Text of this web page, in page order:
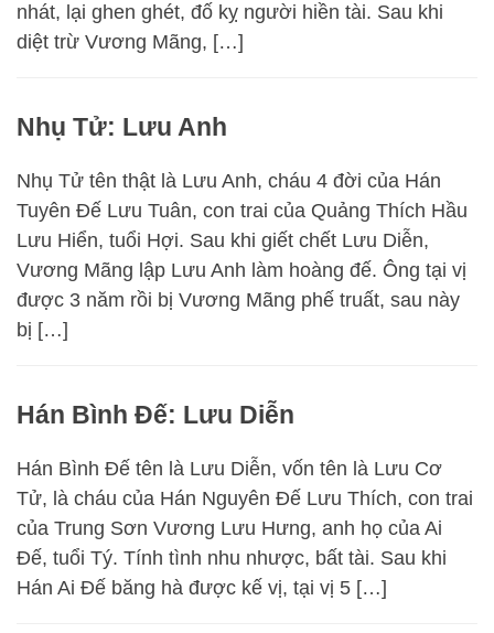
nhát, lại ghen ghét, đố kỵ người hiền tài. Sau khi
diệt trừ Vương Mãng, […]
Nhụ Tử: Lưu Anh
Nhụ Tử tên thật là Lưu Anh, cháu 4 đời của Hán
Tuyên Đế Lưu Tuân, con trai của Quảng Thích Hầu
Lưu Hiển, tuổi Hợi. Sau khi giết chết Lưu Diễn,
Vương Mãng lập Lưu Anh làm hoàng đế. Ông tại vị
được 3 năm rồi bị Vương Mãng phế truất, sau này
bị […]
Hán Bình Đế: Lưu Diễn
Hán Bình Đế tên là Lưu Diễn, vốn tên là Lưu Cơ
Tử, là cháu của Hán Nguyên Đế Lưu Thích, con trai
của Trung Sơn Vương Lưu Hưng, anh họ của Ai
Đế, tuổi Tý. Tính tình nhu nhược, bất tài. Sau khi
Hán Ai Đế băng hà được kế vị, tại vị 5 […]